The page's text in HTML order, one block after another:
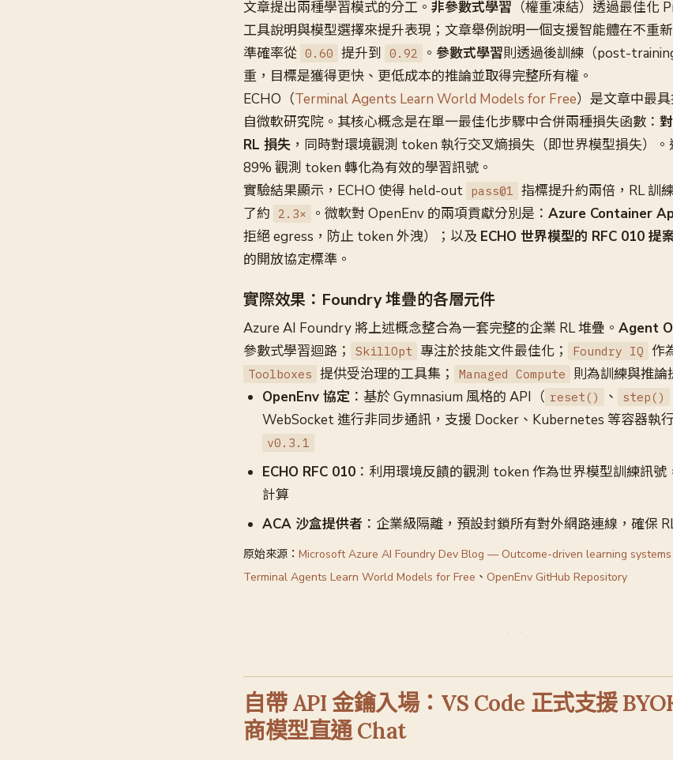
文章提出兩種學習模式的分工。 非參數式學習 （權重凍結）透過最佳化
工具說明與模型選擇來提升表現；文章舉例說明一個支援智能體在不重
準確率從 0.60 提升到 0.92 。 參數式學習則透過後訓練（post-
重，目標是獲得更快、更低成本的推論並取得完整所有權。
ECHO（Terminal Agents Learn World Models for Free）是文章中最
自微軟研究院。其核心概念是在單一最佳化步驟中合併兩種損失函數：
RL 損失 ，同時對環境觀測 token 執行交叉熵損失（即世界模型損失）
89% 觀測 token 轉化為有效的學習訊號。
實驗結果顯示，ECHO 使得 held-out pass@1 指標提升約兩倍，RL 訓
了約
2.3× 。微軟對 OpenEnv 的兩項貢獻分別是： Azure Container
拒絕 egress，防止 token 外洩）；以及 ECHO 世界模型的 RFC 010 提
的開放協定標準。
實際效果：Foundry 堆疊的各層元件
Azure AI Foundry 將上述概念整合為一套完整的企業 RL 堆疊。 Agent
參數式學習迴路；
SkillOpt 專注於技能文件最佳化； Foundry IQ 作
Toolboxes 提供受治理的工具集； Managed Compute
則為訓練與推論
OpenEnv 協定 ：基於 Gymnasium 風格的 API（ reset() 、 step()
WebSocket 進行非同步通訊，支援 Docker、Kubernetes 等容器執
v0.3.1
ECHO RFC 010 ：利用環境反饋的觀測 token 作為世界模型訓練訊號
計算
ACA 沙盒提供者 ：企業級隔離，預設封鎖所有對外網路連線，確保
原始來源： Microsoft Azure AI Foundry Dev Blog — Outcome-driven learning systems
Terminal Agents Learn World Models for Free 、 OpenEnv GitHub Repository
自帶 API 金鑰入場：VS Code 正式支援
商模型直通 Chat